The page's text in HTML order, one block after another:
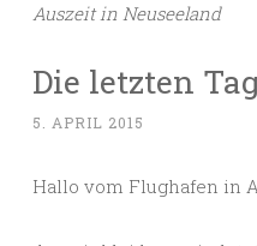
Auszeit in Neuseeland
Die letzten
5. APRIL 2015
Hallo vom Flughafen in